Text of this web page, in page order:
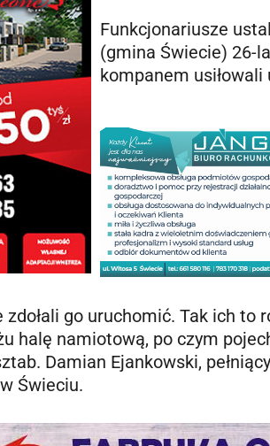
Funkcjonariusze
(gmina Świecie) 26-
kompanem
go uruchomić. Tak ich to
halę namiotową, po czym
Damian Ejankowski,
Świeciu.